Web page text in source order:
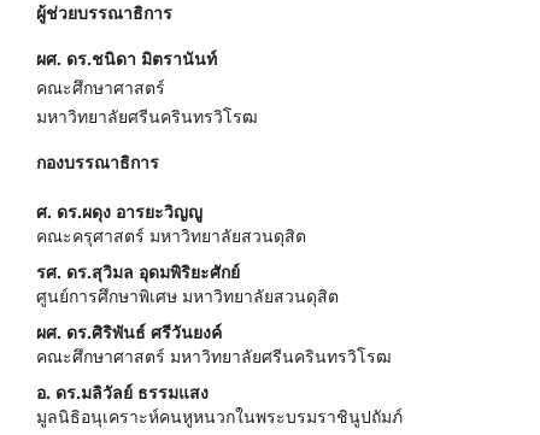
ผู้ช่วยบรรณาธิการ
ผศ. ดร.ชนิดา มิตรานันท์
คณะศึกษาศาสตร์
มหาวิทยาลัยศรีนครินทรวิโรฒ
กองบรรณาธิการ
ศ. ดร.ผดุง อารยะวิญญู
คณะครุศาสตร์ มหาวิทยาลัยสวนดุสิต
รศ. ดร.สุวิมล อุดมพิริยะศักย์
ศูนย์การศึกษาพิเศษ มหาวิทยาลัยสวนดุสิต
ผศ. ดร.ศิริพันธ์ ศรีวันยงค์
คณะศึกษาศาสตร์ มหาวิทยาลัยศรีนครินทรวิโรฒ
อ. ดร.มลิวัลย์ ธรรมแสง
มูลนิธิอนุเคราะห์คนหูหนวกในพระบรมราชินูปถัมภ์